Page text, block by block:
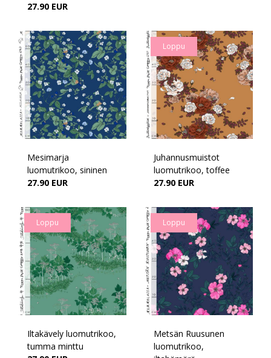
27.90 EUR
Mesimarja
luomutrikoo, sininen
27.90 EUR
Loppu
Juhannusmuistot
luomutrikoo, toffee
27.90 EUR
Loppu
Iltakävely luomutrikoo,
tumma minttu
Loppu
Metsän Ruusunen
luomutrikoo,